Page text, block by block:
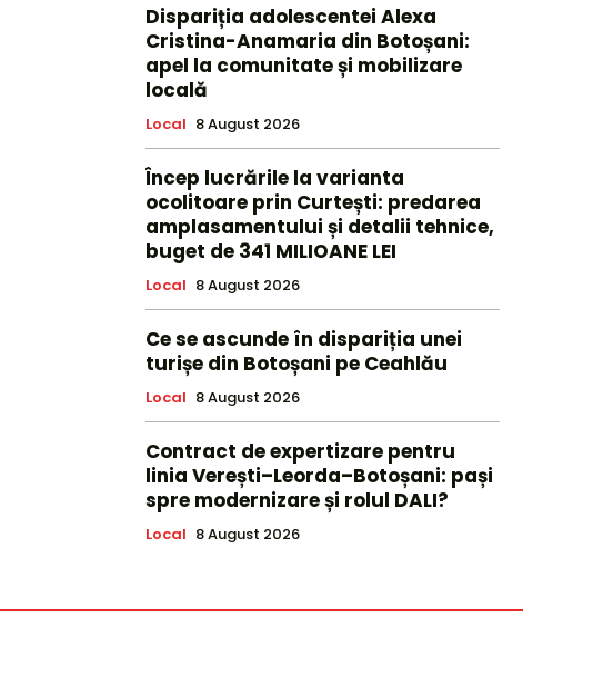
Dispariția adolescentei Alexa
Cristina-Anamaria din Botoșani:
apel la comunitate și mobilizare
locală
Local 8 August 2026
Încep lucrările la varianta
ocolitoare prin Curtești: predarea
amplasamentului și detalii tehnice,
buget de 341 MILIOANE LEI
Local 8 August 2026
Ce se ascunde în dispariția unei
turișe din Botoșani pe Ceahlău
Local 8 August 2026
Contract de expertizare pentru
linia Verești–Leorda–Botoșani: pași
spre modernizare și rolul DALI?
Local 8 August 2026